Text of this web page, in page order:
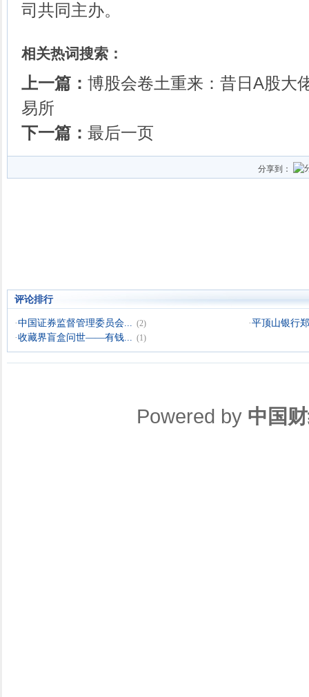
司共同主办。
相关热词搜索：
上一篇： 博股会卷土重来：昔日A股大
易所
下一篇： 最后一页
分享到：
评论排行
·中国证券监督管理委员会... (2) ·平顶山银行
·收藏界盲盒问世——有钱... (1)
Powered by 中国